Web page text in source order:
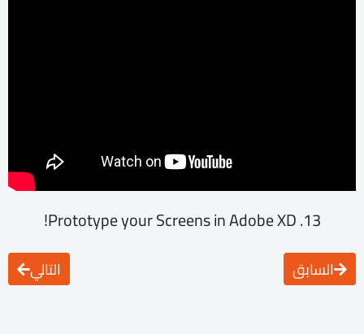
13. Prototype your Screens in Adobe XD!
السابق التالي